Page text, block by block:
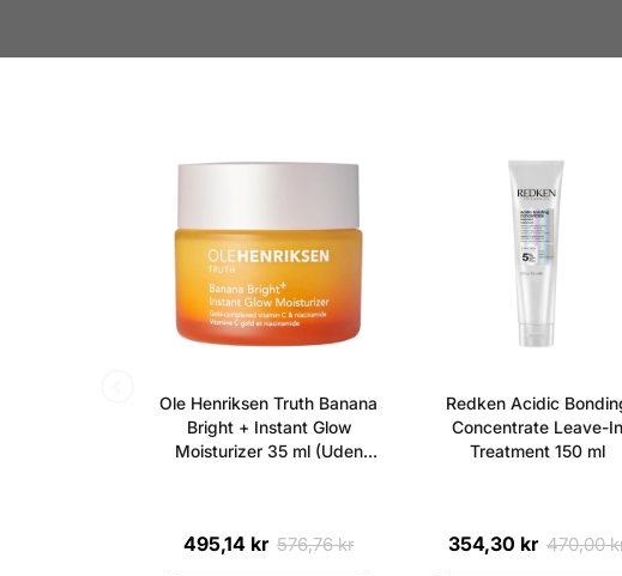
Ole Henriksen Truth Banana
Bright + Instant Glow
Moisturizer 35 ml (Uden
495,14 kr 576,76 kr
Redken Acidic
Concentrate Leave-In
Treatment 150 ml
354,30 kr 470,00